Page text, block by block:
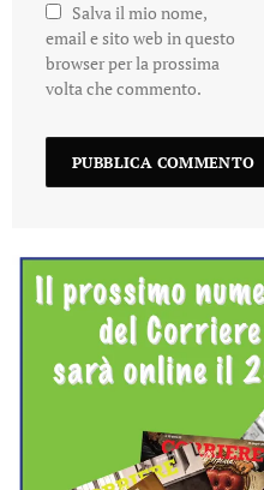
Salva il mio nome,
email e sito web in questo
browser per la prossima
volta che commento.